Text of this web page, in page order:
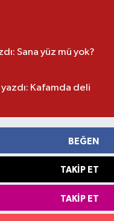
Sana yüz mü yok?
yazdı: Kafamda deli
BEĞEN
TAKIP ET
TAKIP ET